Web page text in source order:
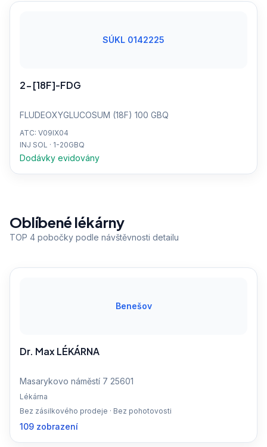
SÚKL 0142225
2-[18F]-FDG
FLUDEOXYGLUCOSUM (18F) 100 GBQ
ATC: V09IX04
INJ SOL · 1-20GBQ
Dodávky evidovány
Oblíbené lékárny
TOP 4 pobočky podle návštěvnosti detailu
Benešov
Dr. Max LÉKÁRNA
Masarykovo náměstí 7 25601
Lékárna
Bez zásilkového prodeje · Bez pohotovosti
109 zobrazení